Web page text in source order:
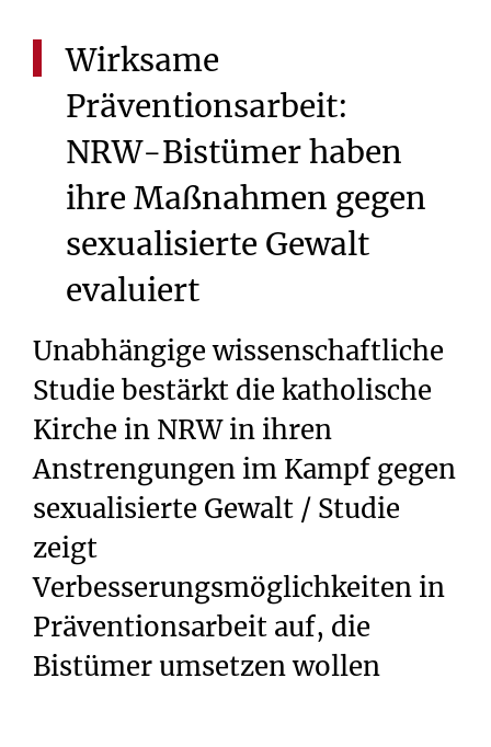
Wirksame
Präventionsarbeit:
NRW-Bistümerhaben
ihre Maßnahmen gegen
sexualisierte Gewalt
evaluiert
Unabhängige wissenschaftliche
Studie bestärkt die katholische
Kirche in NRW in ihren
Anstrengungen im Kampf gegen
sexualisierte Gewalt / Studie
zeigt
Verbesserungsmöglichkeiten in
Präventionsarbeit auf, die
Bistümer umsetzen wollen